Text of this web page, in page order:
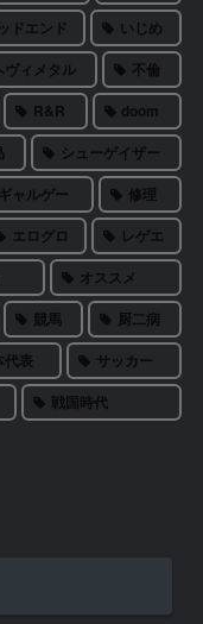
ドエンド
いじめ
ヴィメタル
不倫
R&R
doom
シューゲイザー
ギャルゲー
修理
エログロ
レゲエ
オススメ
競馬
厨二病
代表
サッカー
戦国時代